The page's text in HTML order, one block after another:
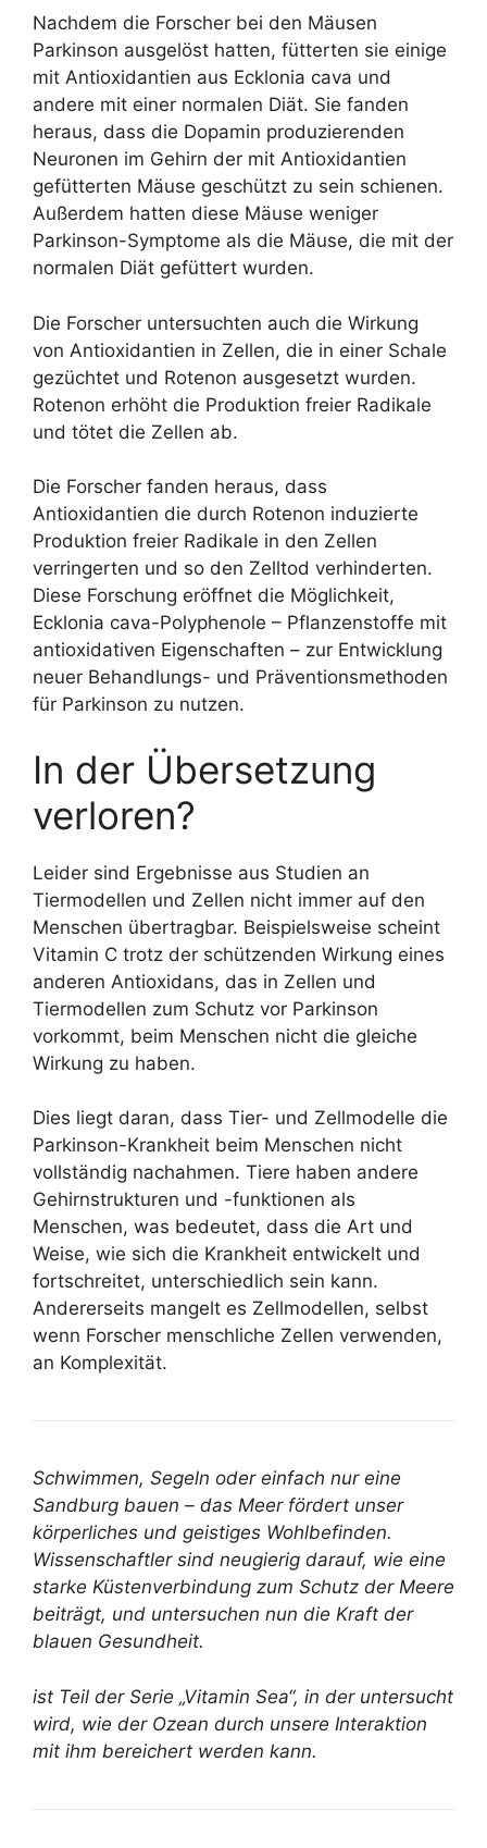
Nachdem die Forscher bei den Mäusen
Parkinson ausgelöst hatten, fütterten sie einige
mit Antioxidantien aus Ecklonia cava und
andere mit einer normalen Diät. Sie fanden
heraus, dass die Dopamin produzierenden
Neuronen im Gehirn der mit Antioxidantien
gefütterten Mäuse geschützt zu sein schienen.
Außerdem hatten diese Mäuse weniger
Parkinson-Symptome als die Mäuse, die mit der
normalen Diät gefüttert wurden.
Die Forscher untersuchten auch die Wirkung
von Antioxidantien in Zellen, die in einer Schale
gezüchtet und Rotenon ausgesetzt wurden.
Rotenon erhöht die Produktion freier Radikale
und tötet die Zellen ab.
Die Forscher fanden heraus, dass
Antioxidantien die durch Rotenon induzierte
Produktion freier Radikale in den Zellen
verringerten und so den Zelltod verhinderten.
Diese Forschung eröffnet die Möglichkeit,
Ecklonia cava-Polyphenole – Pflanzenstoffe mit
antioxidativen Eigenschaften – zur Entwicklung
neuer Behandlungs- und Präventionsmethoden
für Parkinson zu nutzen.
In der Übersetzung
verloren?
Leider sind Ergebnisse aus Studien an
Tiermodellen und Zellen nicht immer auf den
Menschen übertragbar. Beispielsweise scheint
Vitamin C trotz der schützenden Wirkung eines
anderen Antioxidans, das in Zellen und
Tiermodellen zum Schutz vor Parkinson
vorkommt, beim Menschen nicht die gleiche
Wirkung zu haben.
Dies liegt daran, dass Tier- und Zellmodelle die
Parkinson-Krankheit beim Menschen nicht
vollständig nachahmen. Tiere haben andere
Gehirnstrukturen und -funktionen als
Menschen, was bedeutet, dass die Art und
Weise, wie sich die Krankheit entwickelt und
fortschreitet, unterschiedlich sein kann.
Andererseits mangelt es Zellmodellen, selbst
wenn Forscher menschliche Zellen verwenden,
an Komplexität.
Schwimmen, Segeln oder einfach nur eine
Sandburg bauen – das Meer fördert unser
körperliches und geistiges Wohlbefinden.
Wissenschaftler sind neugierig darauf, wie eine
starke Küstenverbindung zum Schutz der Meere
beiträgt, und untersuchen nun die Kraft der
blauen Gesundheit.
ist Teil der Serie „Vitamin Sea“, in der untersucht
wird, wie der Ozean durch unsere Interaktion
mit ihm bereichert werden kann.